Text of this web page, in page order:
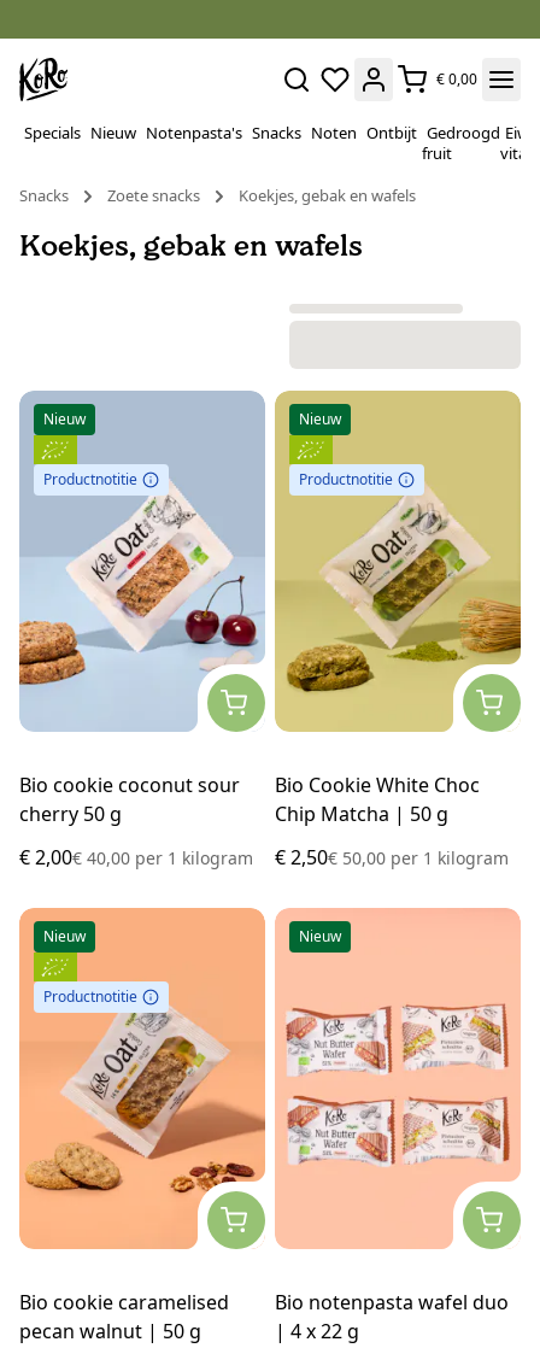
€ 0,00
Specials Nieuw Notenpasta's Snacks Noten Ontbijt Gedroogd
fruit
Snacks
Zoete snacks Koekjes, gebak en wafels
Koekjes, gebak en wafels
Nieuw
Productnotitie
Bio cookie coconut sour
cherry 50 g
€ 2,00€ 40,00 per 1 kilogram
Nieuw
Productnotitie
Bio Cookie White Choc
Chip Matcha | 50 g
€ 2,50€ 50,00 per 1 kilogram
Nieuw
Productnotitie
Bio cookie caramelised
pecan walnut | 50 g
Nieuw
Bio notenpasta wafel duo
| 4 x 22 g